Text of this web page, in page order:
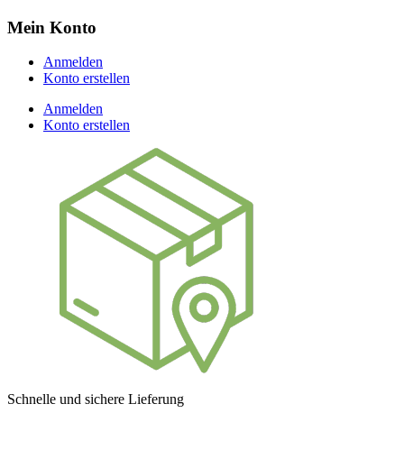
Mein Konto
Anmelden
Konto erstellen
Anmelden
Konto erstellen
Schnelle und sichere Lieferung